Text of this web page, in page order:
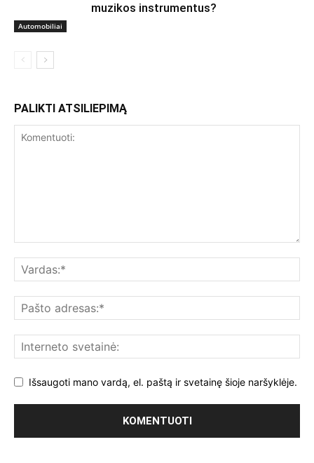
Automobiliai
muzikos instrumentus?
PALIKTI ATSILIEPIMĄ
Išsaugoti mano vardą, el. paštą ir svetainę šioje naršyklėje.